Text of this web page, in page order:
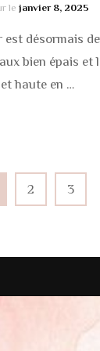
le janvier 8, 2025
est désormais
bien épais et
haute en …
Page
2 Page
3